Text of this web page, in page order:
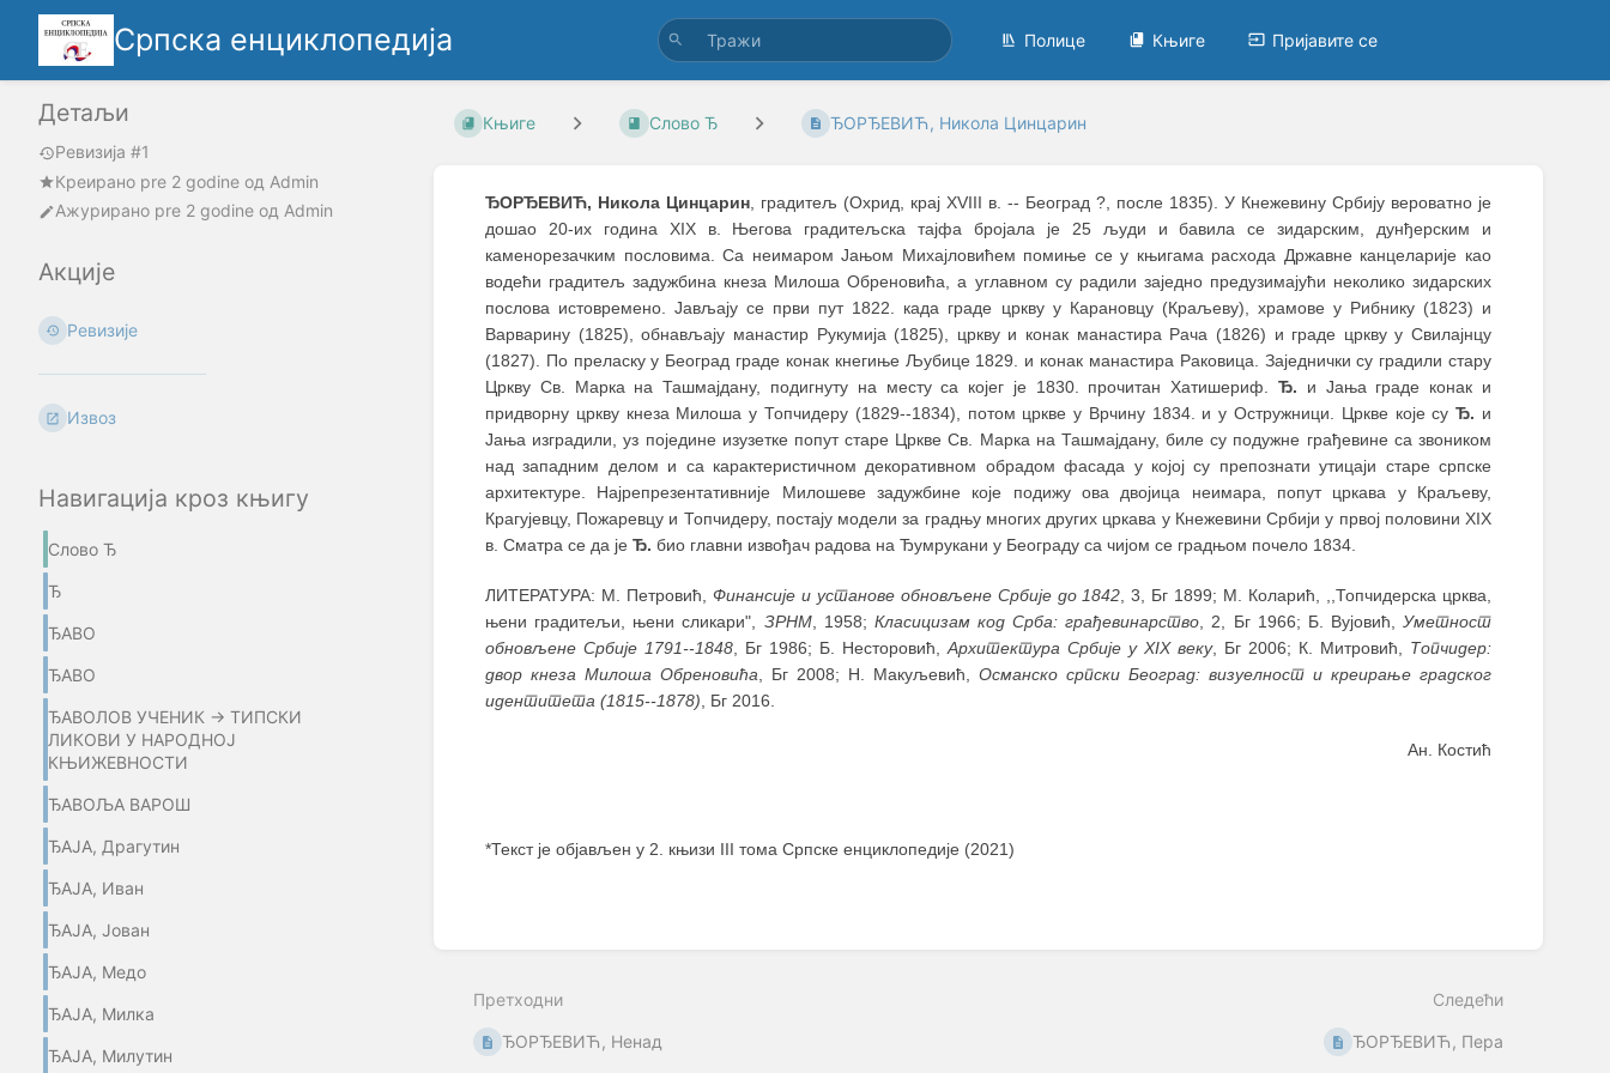
Српска енциклопедија Полице Књиге Пријавите се
Детаљи
Ревизија #1
Креирано pre 2 godine oд Admin
Ажурирано pre 2 godine од Admin
Акције
Ревизије
Извоз
Навигација кроз књигу
Слово Ђ
Ђ
ЂАВО
ЂАВО
ЂАВОЛОВ УЧЕНИК → ТИПСКИ
ЛИКОВИ У НАРОДНОЈ
КЊИЖЕВНОСТИ
ЂАВОЉА ВАРОШ
ЂАЈА, Драгутин
ЂАЈА, Иван
ЂАЈА, Јован
ЂАЈА, Медо
ЂАЈА, Милка
ЂАЈА, Милутин
Књиге Слово Ђ ЂОРЂЕВИЋ, Никола Цинцарин
ЂОРЂЕВИЋ, Никола Цинцарин, градитељ (Oхрид, крај XVIII в. -- Београд ?, после 1835). У Кнежевину Србију вероватно је
дошао 20-их година XIX в. Његова градитељска тајфа бројала је 25 људи и бавила се зидарским, дунђерским и
каменорезачким пословима. Са неимаром Јањом Михајловићем помиње се у књигама расхода Државне канцеларије као
водећи градитељ задужбина кнеза Милоша Обреновића, a углавном су радили заједно предузимајући неколико зидарских
послова истовремено. Јављају се први пут 1822. када граде цркву у Карановцу (Краљеву), храмове у Рибнику (1823) и
Варварину (1825), обнављају манастир Рукумија (1825), цркву и конак манастира Рача (1826) и граде цркву у Свилајнцу
(1827). По преласку у Београд граде конак кнегиње Љубице 1829. и конак манастира Раковица. Заједнички су градили стару
Цркву Св. Марка на Ташмајдану, подигнуту на месту са којег је 1830. прочитан Хатишериф.Ђ. и Јања граде конак и
придворну цркву кнеза Милоша у Топчидеру (1829--1834), потом цркве у Врчину 1834. и у Остружници. Цркве које суЂ. и
Јања изградили, уз поједине изузетке попут старе Цркве Св. Марка на Ташмајдану, биле су подужне грађевине са звоником
над западним делом и са карактеристичном декоративном обрадом фасада у којој су препознати утицаји старе српске
архитектуре. Најрепрезентативније Милошеве задужбине које подижу ова двојица неимара, попут цркава у Краљеву,
Крагујевцу, Пожаревцу и Топчидеру, постају модели за градњу многих других цркава у Кнежевини Србији у првој половини XIX
в. Сматра се да је Ђ. био главни извођач радова на Ђумрукани у Београду са чијом се градњом почело 1834.
ЛИТЕРАТУРА: М. Петровић, Финансије и установе обновљене Србије до 1842 , 3, Бг 1899; М. Коларић, ,,Топчидерска црква,
њени градитељи, њени сликари", ЗРНМ, 1958; Класицизам код Срба: грађевинарство , 2, Бг 1966; Б. Вујовић,Уметност
обновљене Србије 1791--1848 , Бг 1986; Б. Несторовић, Архитектура Србије у XIX веку, Бг 2006; К. Митровић, Топчидер:
двор кнеза Милоша Обреновића , Бг 2008; Н. Макуљевић, Османско српски Београд: визуелност и креирање градског
идентитета (1815--1878) , Бг 2016.
Ан. Костић
*Текст је објављен у 2. књизи III тома Српске енциклопедије (2021)
Претходни
ЂОРЂЕВИЋ, Ненад
Следећи
ЂОРЂЕВИЋ, Пера